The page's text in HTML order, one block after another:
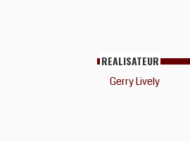
REALISATEUR
Gerry Lively